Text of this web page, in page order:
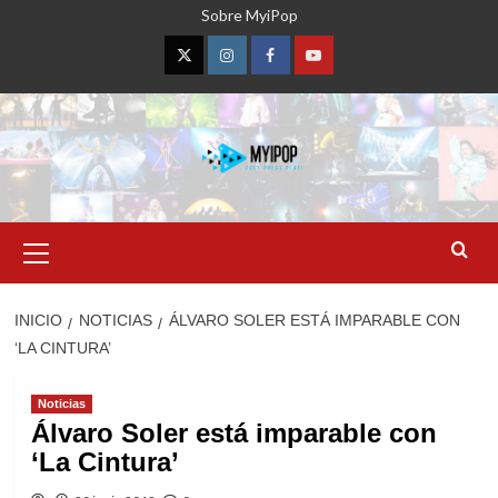
Sobre MyiPop
TwitterInstagramFacebookYouTube
primario
INICIO NOTICIAS
ÁLVARO SOLER ESTÁ IMPARABLE CON
‘LA CINTURA’
Noticias
Álvaro Soler está imparable con
‘La Cintura’